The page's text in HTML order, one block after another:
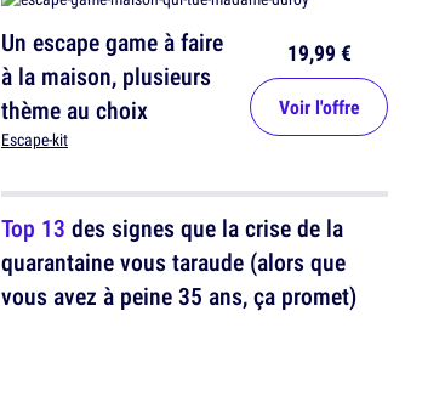
Un escape game à faire
à la maison, plusieurs
thème au choix
Escape-kit
19,99 €
Voir l'offre
Top 13 des signes que la crise de la
quarantaine vous taraude (alors que
vous avez à peine 35 ans, ça promet)